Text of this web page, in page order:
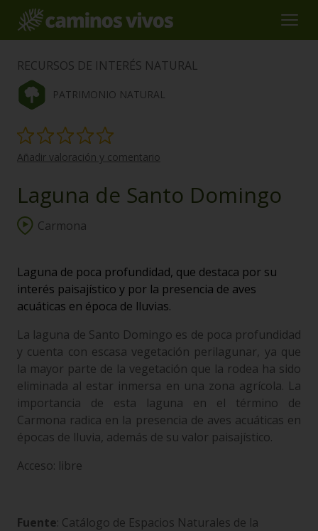
RECURSOS DE INTERÉS NATURAL
PATRIMONIO NATURAL
Añadir valoración y comentario
Laguna de Santo Domingo
Carmona
Laguna de poca profundidad, que destaca por su
interés paisajístico y por la presencia de aves
acuáticas en época de lluvias.
La laguna de Santo Domingo es de poca profundidad
y cuenta con escasa vegetación perilagunar, ya que
la mayor parte de la vegetación que la rodea ha sido
eliminada al estar inmersa en una zona agrícola. La
importancia de esta laguna en el término de
Carmona radica en la presencia de aves acuáticas en
épocas de lluvia, además de su valor paisajístico.
Acceso: libre
Fuente: Catálogo de Espacios Naturales de la